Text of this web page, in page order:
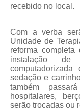
recebido no local.
Com a verba
Unidade de
reforma
instalação
sedação e
também
hospitalares,
serão trocadas ou